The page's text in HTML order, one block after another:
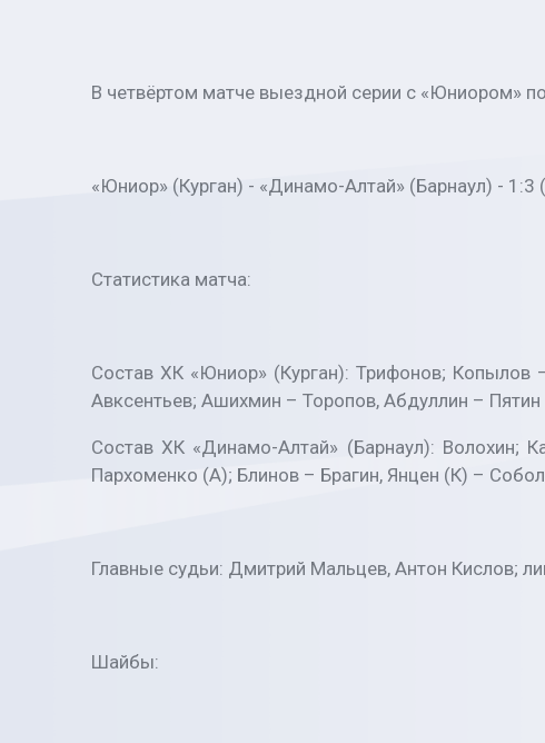
В четвёртом матче выездной серии с «Юниором»
«Юниор» (Курган) - «Динамо-Алтай» (Барнаул) - 1:3
Статистика матча:
Состав ХК «Юниор» (Курган): Трифонов;
Авксентьев; Ашихмин – Торопов, Абдуллин –
Состав ХК «Динамо-Алтай» (Барнаул): Волохин;
Пархоменко (А); Блинов – Брагин, Янцен (К) –
Главные судьи: Дмитрий Мальцев, Антон Кислов;
Шайбы: